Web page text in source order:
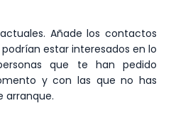
Añade los contactos
estar interesados en lo
que te han pedido
y con las que no has
arranque.